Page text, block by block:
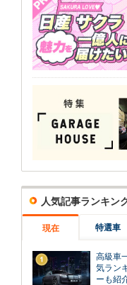
人気記事ランキン
現在 特選車
1
高級車
気ラン
ーも紹